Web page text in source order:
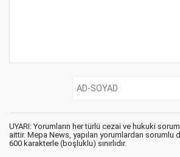
UYARI: Yorumların her türlü cezai ve hukuki
aittir. Mepa News, yapılan yorumlardan sorumlu
600 karakterle (boşluklu) sınırlıdır.